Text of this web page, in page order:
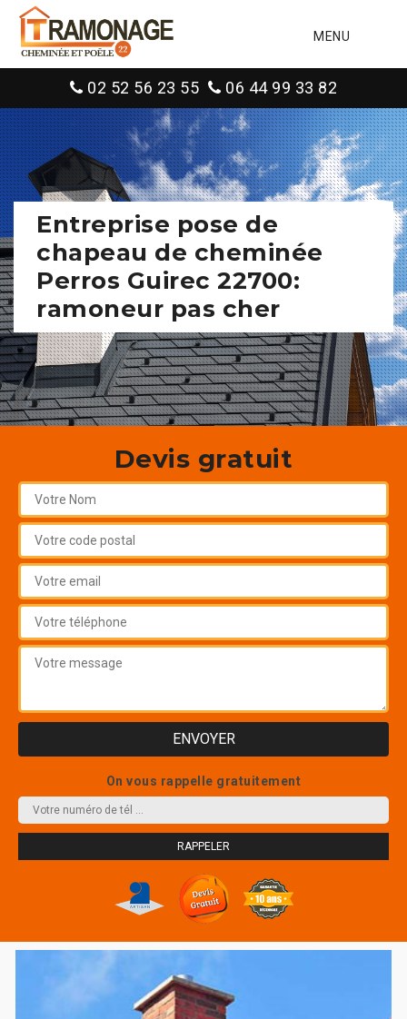
MENU
02 52 56 23 55 06 44 99 33 82
Entreprise pose de
chapeau de cheminée
Perros Guirec 22700:
ramoneur pas cher
Devis gratuit
On vous rappelle gratuitement